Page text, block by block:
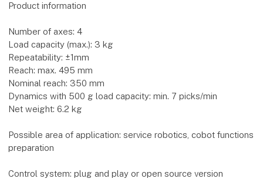
Product information
Number of axes: 4
Load capacity (max.): 3 kg
Repeatability: ±1mm
Reach: max. 495 mm
Nominal reach: 350 mm
Dynamics with 500 g load capacity: min. 7 picks/min
Net weight: 6.2 kg
Possible area of application: service robotics, cobot functions
preparation
Control system: plug and play or open source version